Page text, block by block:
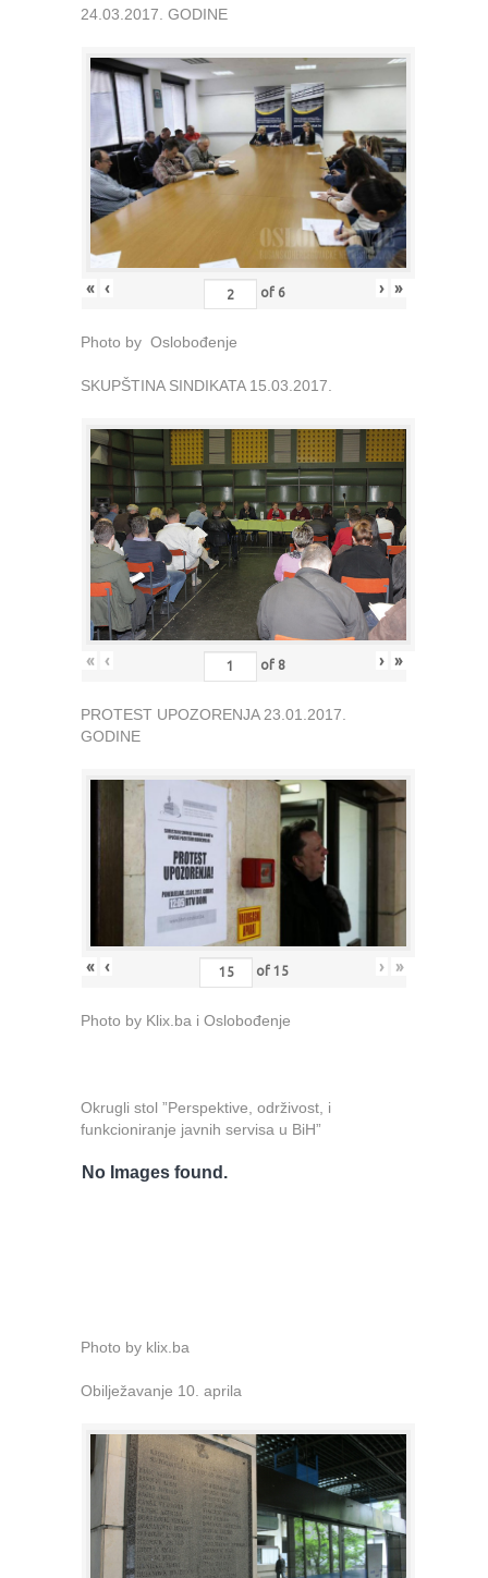
24.03.2017. GODINE
« ‹ of 6 › »
Photo by Oslobođenje
SKUPŠTINA SINDIKATA 15.03.2017.
« ‹ of 8 › »
PROTEST UPOZORENJA 23.01.2017.
GODINE
« ‹ of 15 › »
Photo by Klix.ba i Oslobođenje
Okrugli stol ”Perspektive, održivost, i
funkcioniranje javnih servisa u BiH”
No Images found.
Photo by klix.ba
Obilježavanje 10. aprila